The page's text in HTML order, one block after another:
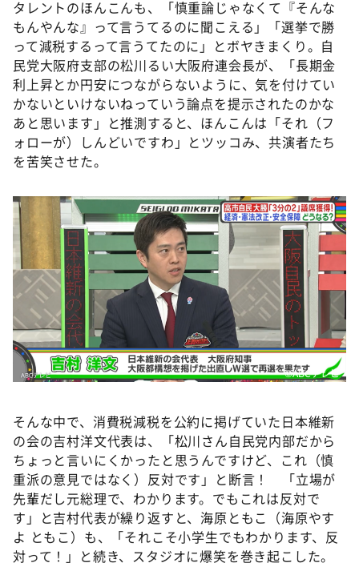
タレントのほんこんも、「慎重論じゃなくて『そんな
もんやんな』って言うてるのに聞こえる」「選挙で勝
って減税するって言うてたのに」とボヤきまくり。自
民党大阪府支部の松川るい大阪府連会長が、「長期金
利上昇とか円安につながらないように、気を付けてい
かないといけないねっていう論点を提示されたのかな
あと思います」と推測すると、ほんこんは「それ（フ
ォローが）しんどいですわ」とツッコみ、共演者たち
を苦笑させた。
©ABCテレビ
そんな中で、消費税減税を公約に掲げていた日本維新
の会の吉村洋文代表は、「松川さん自民党内部だから
ちょっと言いにくかったと思うんですけど、これ（慎
重派の意見ではなく）反対です」と断言！ 「立場が
先輩だし元総理で、わかります。でもこれは反対で
す」と吉村代表が繰り返すと、海原ともこ（海原やす
よ ともこ）も、「それこそ小学生でもわかります、反
対って！」と続き、スタジオに爆笑を巻き起こした。